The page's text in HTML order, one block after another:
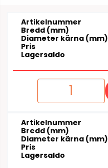
Artikelnummer
Bredd (mm)
Diameter kärna (mm)
Pris
Lagersaldo
Artikelnummer
Bredd (mm)
Diameter kärna (mm)
Pris
Lagersaldo